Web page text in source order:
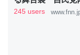
これを元に考え
類は苦労してる
─ニュース :: 【研究
論と本音【スポッ
245 users